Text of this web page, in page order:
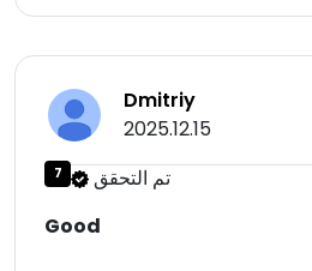
Dmitriy
2025.12.15
7
تم التحقق
Good